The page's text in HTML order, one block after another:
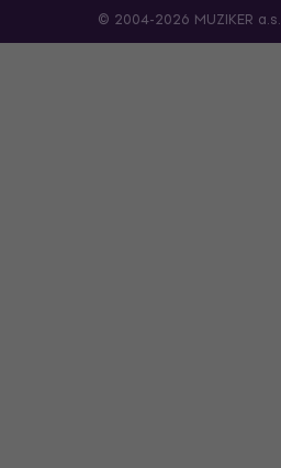
© 2004-2026 MUZIKER a.s.